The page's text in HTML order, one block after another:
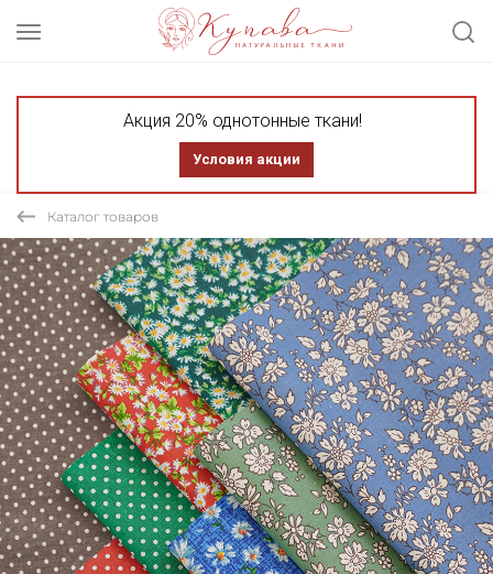
Акция 20% однотонные ткани!
Условия акции
Каталог товаров